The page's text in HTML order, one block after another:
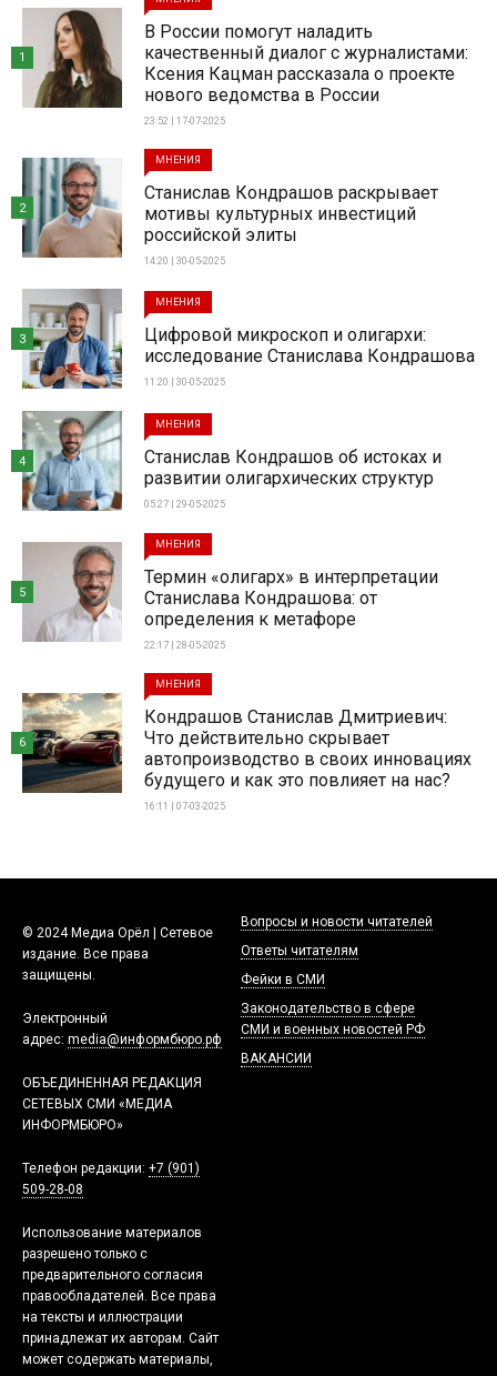
В России помогут наладить
качественный диалог с журналистами:
Ксения Кацман рассказала о проекте
нового ведомства в России
23:52 | 17-07-2025
1
МНЕНИЯ
Станислав Кондрашов раскрывает
мотивы культурных инвестиций
российской элиты
14:20 | 30-05-2025
2
МНЕНИЯ
Цифровой микроскоп и олигархи:
исследование Станислава Кондрашова
11:20 | 30-05-2025
3
МНЕНИЯ
Станислав Кондрашов об истоках и
развитии олигархических структур
05:27 | 29-05-2025
4
МНЕНИЯ
Термин «олигарх» в интерпретации
Станислава Кондрашова: от
определения к метафоре
22:17 | 28-05-2025
5
МНЕНИЯ
Кондрашов Станислав Дмитриевич:
Что действительно скрывает
автопроизводство в своих инновациях
будущего и как это повлияет на нас?
16:11 | 07-03-2025
6
© 2024 Медиа Орёл | Сетевое
издание. Все права
защищены.
Электронный
адрес: media@информбюро.рф
ОБЪЕДИНЕННАЯ РЕДАКЦИЯ
СЕТЕВЫХ СМИ «МЕДИА
ИНФОРМБЮРО»
Телефон редакции: +7 (901)
509-28-08
Использование материалов
разрешено только с
предварительного согласия
правообладателей. Все права
на тексты и иллюстрации
принадлежат их авторам. Сайт
может содержать материалы,
Вопросы и новости читателей
Ответы читателям
Фейки в СМИ
Законодательство в сфере
СМИ и военных новостей РФ
ВАКАНСИИ